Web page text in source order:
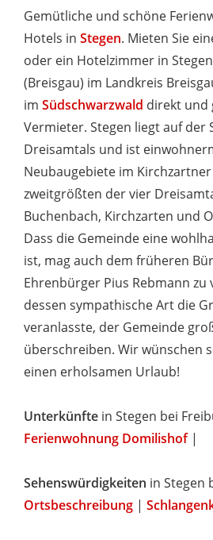
Gemütliche und schöne
Hotels in Stegen. Mieten Sie
oder ein Hotelzimmer in
(Breisgau) im Landkreis
im Südschwarzwald direkt und
Vermieter. Stegen liegt auf der
Dreisamtals und ist
Neubaugebiete im
zweitgrößten der vier
Buchenbach, Kirchzarten und
Dass die Gemeinde eine
ist, mag auch dem früheren
Ehrenbürger Pius Rebmann zu
dessen sympathische Art die
veranlasste, der Gemeinde
überschreiben. Wir wünschen
einen erholsamen Urlaub!
Unterkünfte in Stegen bei
Ferienwohnung Domilishof|
Sehenswürdigkeiten in Stegen
Ortsbeschreibung |